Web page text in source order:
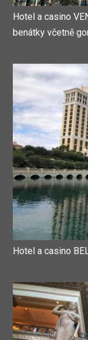
Hotel a casino
benátky včetně
Hotel a casino